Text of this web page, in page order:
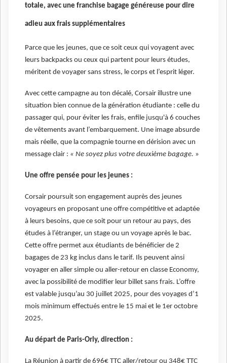
totale, avec une franchise bagage généreuse pour dire
adieu aux frais supplémentaires
Parce que les jeunes, que ce soit ceux qui voyagent avec
leurs backpacks ou ceux qui partent pour leurs études,
méritent de voyager sans stress, le corps et l’esprit léger.
Avec cette campagne au ton décalé, Corsair illustre une
situation bien connue de la génération étudiante : celle du
passager qui, pour éviter les frais, enfile jusqu'à 6 couches
de vêtements avant l’embarquement. Une image absurde
mais réelle, que la compagnie tourne en dérision avec un
message clair : « Ne soyez plus votre deuxième bagage. »
Une offre pensée pour les jeunes :
Corsair poursuit son engagement auprès des jeunes
voyageurs en proposant une offre compétitive et adaptée
à leurs besoins, que ce soit pour un retour au pays, des
études à l’étranger, un stage ou un voyage après le bac.
Cette offre permet aux étudiants de bénéficier de 2
bagages de 23 kg inclus dans le tarif. Ils peuvent ainsi
voyager en aller simple ou aller-retour en classe Economy,
avec la possibilité de modifier leur billet sans frais. L’offre
est valable jusqu’au 30 juillet 2025, pour des voyages d’1
mois minimum effectués entre le 15 mai et le 1er octobre
2025.
Au départ de Paris-Orly, direction :
La Réunion à partir de 696€ TTC aller/retour ou 348€ TTC